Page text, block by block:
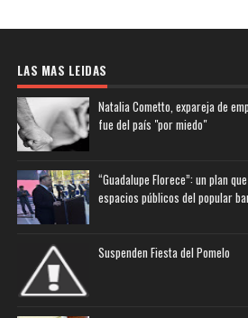
LAS MAS LEIDAS
Natalia Cometto, expareja de
fue del país "por miedo"
“Guadalupe Florece”: un plan
espacios públicos del popular
Suspenden Fiesta del Pomelo